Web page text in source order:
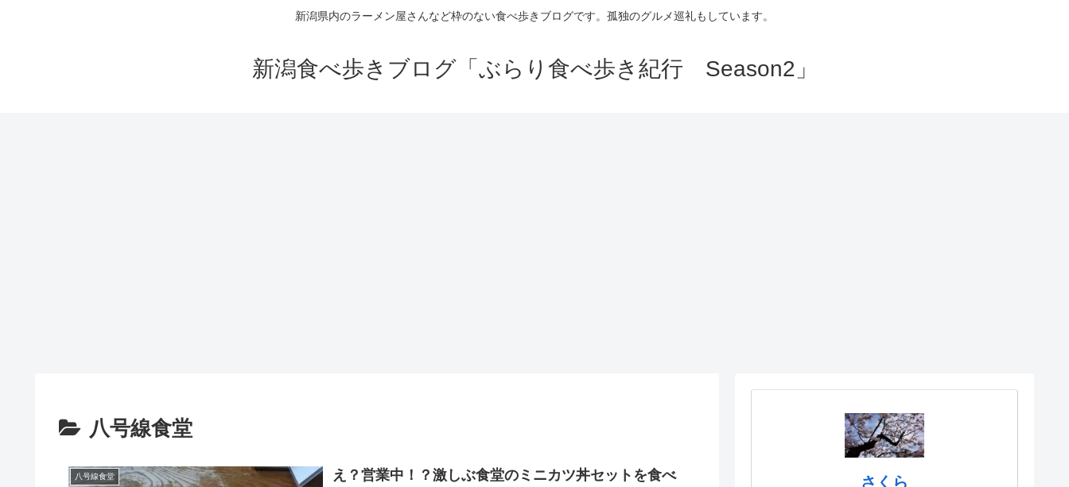
新潟県内のラーメン屋さんなど枠のない食べ歩きブログです。孤独のグルメ巡礼もしています。
新潟食べ歩きブログ「ぶらり食べ歩き紀行 Season2」
八号線食堂
八号線食堂
え？営業中！？激しぶ食堂のミニカツ丼セットを食べ
さくら